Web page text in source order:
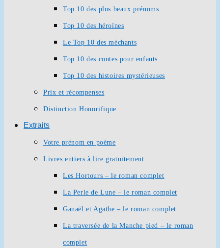
Top 10 des plus beaux prénoms
Top 10 des héroïnes
Le Top 10 des méchants
Top 10 des contes pour enfants
Top 10 des histoires mystérieuses
Prix et récompenses
Distinction Honorifique
Extraits
Votre prénom en poème
Livres entiers à lire gratuitement
Les Hortours – le roman complet
La Perle de Lune – le roman complet
Ganaël et Agathe – le roman complet
La traversée de la Manche pied – le roman
complet